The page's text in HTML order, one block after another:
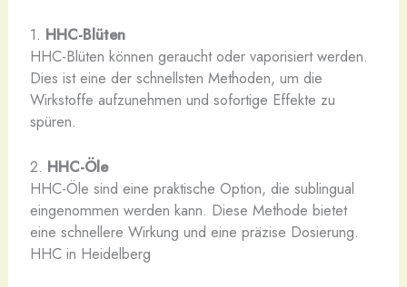
1. HHC-Blüten
HHC-Blüten können geraucht oder vaporisiert werden.
Dies ist eine der schnellsten Methoden, um die
Wirkstoffe aufzunehmen und sofortige Effekte zu
spüren.
2. HHC-Öle
HHC-Öle sind eine praktische Option, die sublingual
eingenommen werden kann. Diese Methode bietet
eine schnellere Wirkung und eine präzise Dosierung.
HHC in Heidelberg